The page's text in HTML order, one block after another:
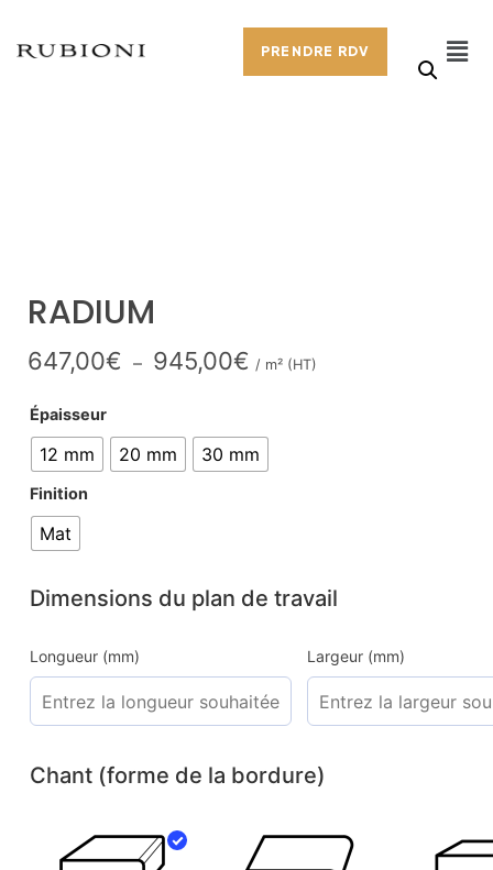
PRENDRE RDV
RADIUM
647,00€ – 945,00€ / m² (HT)
Épaisseur
12 mm 20 mm 30 mm
Finition
Mat
Dimensions du plan de travail
Longueur (mm) Largeur (mm)
Chant (forme de la bordure)